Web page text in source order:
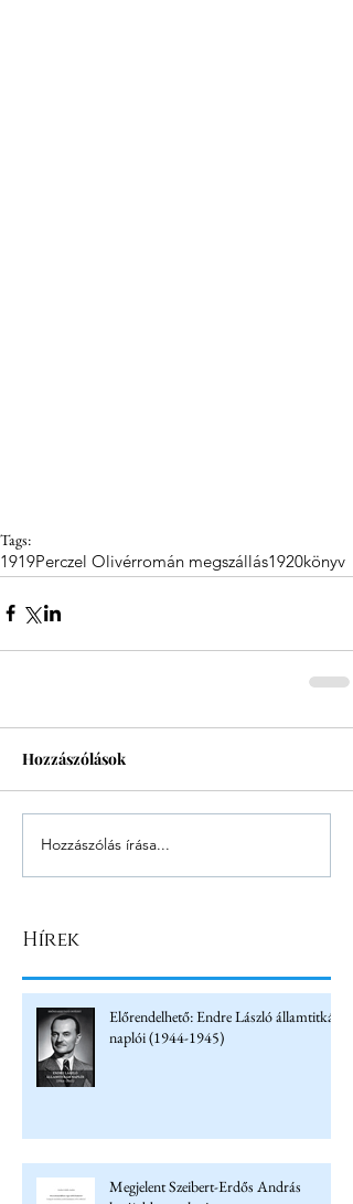
Tags:
1919Perczel Olivérromán megszállás1920könyv
Hozzászólások
Hozzászólás írása...
Hírek
Előrendelhető: Endre László államtitkár
naplói (1944-1945)
Megjelent Szeibert-Erdős András